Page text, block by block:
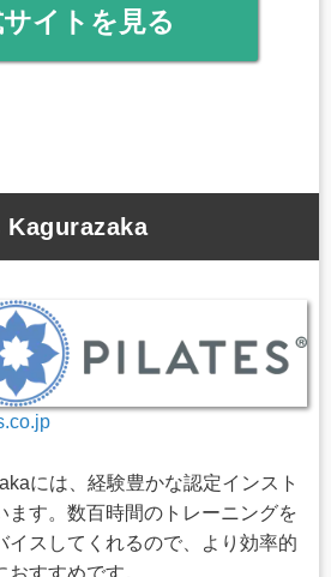
イトを見る
には、経験豊かな認定インスト
ます。数百時間のトレーニングを
イスしてくれるので、より効率的
すすめです。